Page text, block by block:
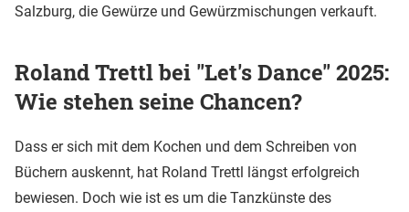
Salzburg, die Gewürze und Gewürzmischungen verkauft.
Roland Trettl bei "Let's Dance" 2025:
Wie stehen seine Chancen?
Dass er sich mit dem Kochen und dem Schreiben von
Büchern auskennt, hat Roland Trettl längst erfolgreich
bewiesen. Doch wie ist es um die Tanzkünste des